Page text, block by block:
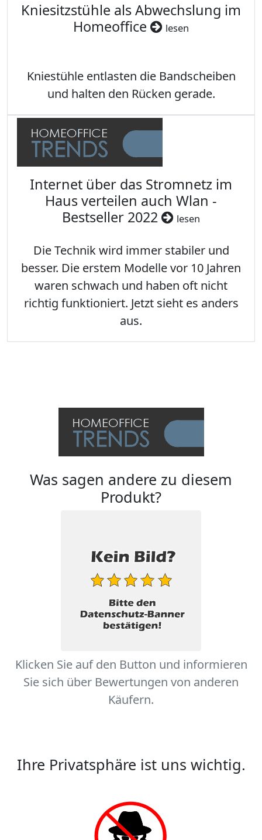
Kniesitzstühle als Abwechslung im
Homeoffice
lesen
Kniestühle entlasten die Bandscheiben
und halten den Rücken gerade.
Internet über das Stromnetz im
Haus verteilen auch Wlan -
Bestseller 2022
lesen
Die Technik wird immer stabiler und
besser. Die erstem Modelle vor 10 Jahren
waren schwach und haben oft nicht
richtig funktioniert. Jetzt sieht es anders
aus.
Was sagen andere zu diesem
Produkt?
Klicken Sie auf den Button und informieren
Sie sich über Bewertungen von anderen
Käufern.
Ihre Privatsphäre ist uns wichtig.